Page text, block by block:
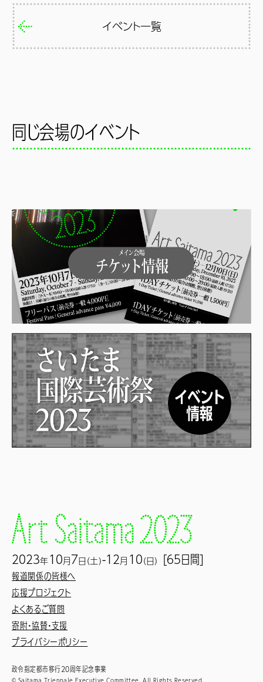
イベント一覧
同じ会場のイベント
2023年10月7日（土）-12月 10（日） [65日間]
報道関係の皆様へ
応援プロジェクト
よくあるご質問
寄附・協賛・支援
プライバシーポリシー
政令指定都市移行20周年記念事業
© Saitama Triennale Executive Committee. All Rights Reserved.